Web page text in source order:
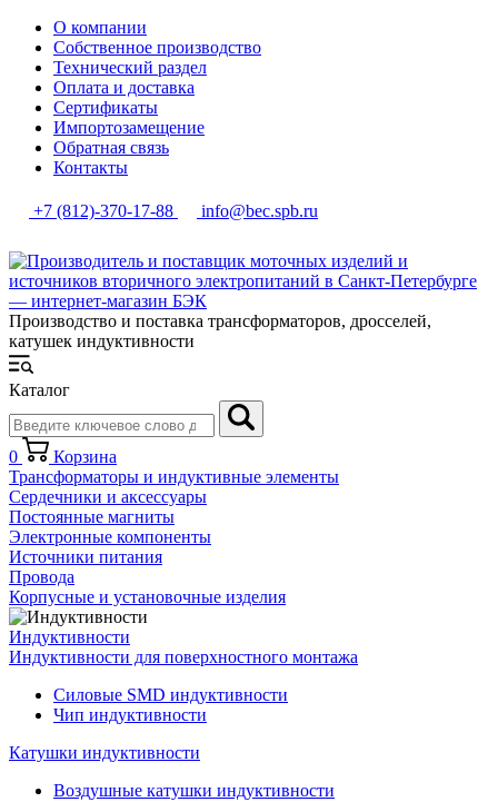
О компании
Собственное производство
Технический раздел
Оплата и доставка
Сертификаты
Импортозамещение
Обратная связь
Контакты
+7 (812)-370-17-88 info@bec.spb.ru
Производство и поставка трансформаторов, дросселей,
катушек индуктивности
Каталог
0
Корзина
Трансформаторы и индуктивные элементы
Сердечники и аксессуары
Постоянные магниты
Электронные компоненты
Источники питания
Провода
Корпусные и установочные изделия
Индуктивности
Индуктивности для поверхностного монтажа
Силовые SMD индуктивности
Чип индуктивности
Катушки индуктивности
Воздушные катушки индуктивности